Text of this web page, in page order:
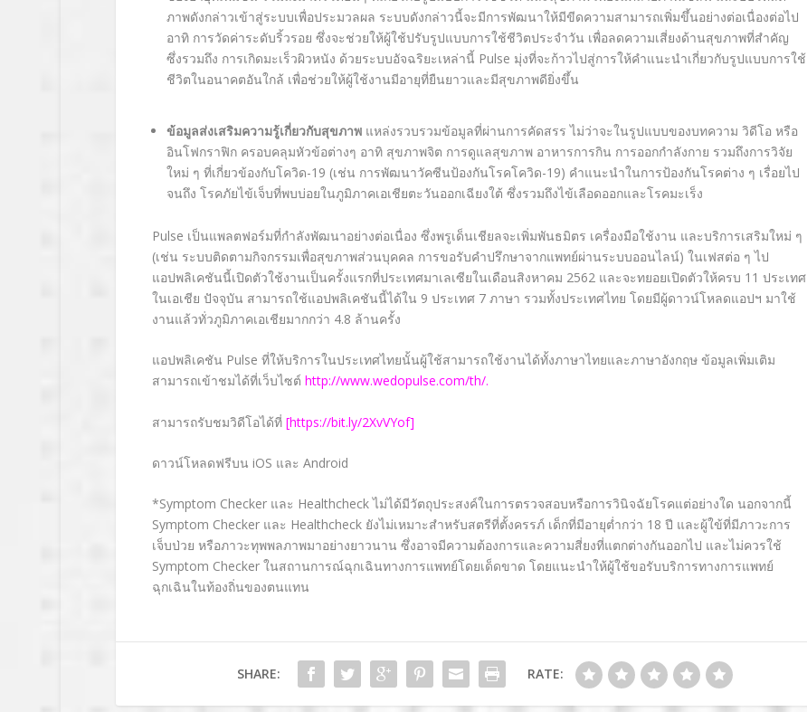
ภาพดังกล่าวเข้าสู่ระบบเพื่อประมวลผล ระบบดังกล่าวนี้จะมีการพัฒนาให้มีขีดความสามารถเพิ่มขึ้นอย่างต่อเนื่องต่อไป
อาทิ การวัดค่าระดับริ้วรอย ซึ่งจะช่วยให้ผู้ใช้ปรับรูปแบบการใช้ชีวิตประจำวัน เพื่อลดความเสี่ยงด้านสุขภาพที่สำคัญ
ซึ่งรวมถึง การเกิดมะเร็วผิวหนัง ด้วยระบบอัจฉริยะเหล่านี้ Pulse มุ่งที่จะก้าวไปสู่การให้คำแนะนำเกี่ยวกับรูปแบบการใช้
ชีวิตในอนาคตอันใกล้ เพื่อช่วยให้ผู้ใช้งานมีอายุที่ยืนยาวและมีสุขภาพดียิ่งขึ้น
ข้อมูลส่งเสริมความรู้เกี่ยวกับสุขภาพ แหล่งรวบรวมข้อมูลที่ผ่านการคัดสรร ไม่ว่าจะในรูปแบบของบทความ วิดีโอ หรือ
อินโฟกราฟิก ครอบคลุมหัวข้อต่างๆ อาทิ สุขภาพจิต การดูแลสุขภาพ อาหารการกิน การออกกำลังกาย รวมถึงการวิจัย
ใหม่ ๆ ที่เกี่ยวข้องกับโควิด-19 (เช่น การพัฒนาวัคซีนป้องกันโรคโควิด-19) คำแนะนำในการป้องกันโรคต่าง ๆ เรื่อยไป
จนถึง โรคภัยไข้เจ็บที่พบบ่อยในภูมิภาคเอเชียตะวันออกเฉียงใต้ ซึ่งรวมถึงไข้เลือดออกและโรคมะเร็ง
Pulse เป็นแพลตฟอร์มที่กำลังพัฒนาอย่างต่อเนื่อง ซึ่งพรูเด็นเชียลจะเพิ่มพันธมิตร เครื่องมือใช้งาน และบริการเสริมใหม่ ๆ
(เช่น ระบบติดตามกิจกรรมเพื่อสุขภาพส่วนบุคคล การขอรับคำปรึกษาจากแพทย์ผ่านระบบออนไลน์) ในเฟสต่อ ๆ ไป
แอปพลิเคชันนี้เปิดตัวใช้งานเป็นครั้งแรกที่ประเทศมาเลเซียในเดือนสิงหาคม 2562 และจะทยอยเปิดตัวให้ครบ 11 ประเทศ
ในเอเชีย ปัจจุบัน สามารถใช้แอปพลิเคชันนี้ได้ใน 9 ประเทศ 7 ภาษา รวมทั้งประเทศไทย โดยมีผู้ดาวน์โหลดแอปฯ มาใช้
งานแล้วทั่วภูมิภาคเอเชียมากกว่า 4.8 ล้านครั้ง
แอปพลิเคชัน Pulse ที่ให้บริการในประเทศไทยนั้นผู้ใช้สามารถใช้งานได้ทั้งภาษาไทยและภาษาอังกฤษ ข้อมูลเพิ่มเติม
สามารถเข้าชมได้ที่เว็บไซต์ http://www.wedopulse.com/th/.
สามารถรับชมวิดีโอได้ที่ [https://bit.ly/2XvVYof]
ดาวน์โหลดฟรีบน iOS และ Android
*Symptom Checker และ Healthcheck ไม่ได้มีวัตถุประสงค์ในการตรวจสอบหรือการวินิจฉัยโรคแต่อย่างใด นอกจากนี้
Symptom Checker และ Healthcheck ยังไม่เหมาะสำหรับสตรีที่ตั้งครรภ์ เด็กที่มีอายุต่ำกว่า 18 ปี และผู้ใข้ที่มีภาวะการ
เจ็บป่วย หรือภาวะทุพพลภาพมาอย่างยาวนาน ซึ่งอาจมีความต้องการและความสี่ยงที่แตกต่างกันออกไป และไม่ควรใช้
Symptom Checker ในสถานการณ์ฉุกเฉินทางการแพทย์โดยเด็ดขาด โดยแนะนำให้ผู้ใช้ขอรับบริการทางการแพทย์
ฉุกเฉินในท้องถิ่นของตนแทน
SHARE: RATE: